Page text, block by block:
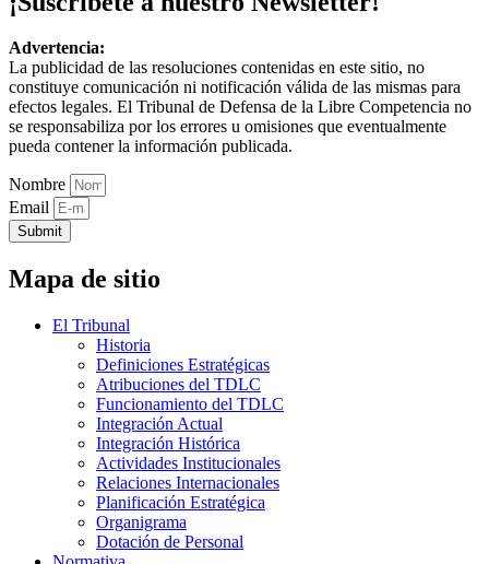
Advertencia:
La publicidad de las resoluciones contenidas en este sitio, no
constituye comunicación ni notificación válida de las mismas para
efectos legales. El Tribunal de Defensa de la Libre Competencia no
se responsabiliza por los errores u omisiones que eventualmente
pueda contener la información publicada.
Nombre
Email
Submit
Mapa de sitio
El Tribunal
Historia
Definiciones Estratégicas
Atribuciones del TDLC
Funcionamiento del TDLC
Integración Actual
Integración Histórica
Actividades Institucionales
Relaciones Internacionales
Planificación Estratégica
Organigrama
Dotación de Personal